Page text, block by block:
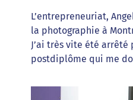
L’entrepreneuriat,
la photographie à
J’ai très vite été
postdiplôme qui me